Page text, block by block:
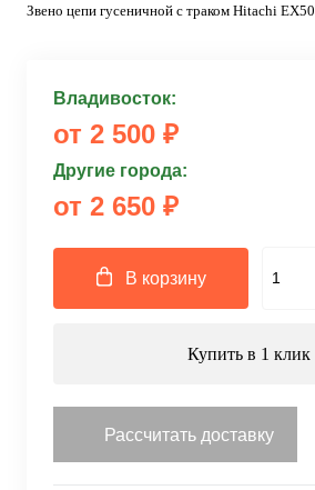
Звено цепи гусеничной с траком Hitachi EX50
Владивосток:
от 2 500 ₽
Другие города:
от 2 650 ₽
В корзину
Купить в 1 клик
Рассчитать доставку